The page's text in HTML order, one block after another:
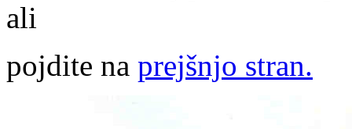
ali
pojdite na prejšnjo stran.